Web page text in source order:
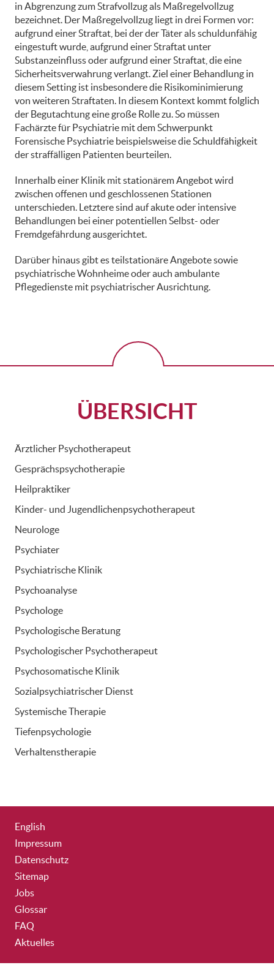
in Abgrenzung zum Strafvollzug als Maßregelvollzug
bezeichnet. Der Maßregelvollzug liegt in drei Formen vor:
aufgrund einer Straftat, bei der der Täter als schuldunfähig
eingestuft wurde, aufgrund einer Straftat unter
Substanzeinfluss oder aufgrund einer Straftat, die eine
Sicherheitsverwahrung verlangt. Ziel einer Behandlung in
diesem Setting ist insbesondere die Risikominimierung
von weiteren Straftaten. In diesem Kontext kommt folglich
der Begutachtung eine große Rolle zu. So müssen
Fachärzte für Psychiatrie mit dem Schwerpunkt
Forensische Psychiatrie beispielsweise die Schuldfähigkeit
der straffälligen Patienten beurteilen.
Innerhalb einer Klinik mit stationärem Angebot wird
zwischen offenen und geschlossenen Stationen
unterschieden. Letztere sind auf akute oder intensive
Behandlungen bei einer potentiellen Selbst- oder
Fremdgefährdung ausgerichtet.
Darüber hinaus gibt es teilstationäre Angebote sowie
psychiatrische Wohnheime oder auch ambulante
Pflegedienste mit psychiatrischer Ausrichtung.
ÜBERSICHT
Ärztlicher Psychotherapeut
Gesprächspsychotherapie
Heilpraktiker
Kinder- und Jugendlichenpsychotherapeut
Neurologe
Psychiater
Psychiatrische Klinik
Psychoanalyse
Psychologe
Psychologische Beratung
Psychologischer Psychotherapeut
Psychosomatische Klinik
Sozialpsychiatrischer Dienst
Systemische Therapie
Tiefenpsychologie
Verhaltenstherapie
English
Impressum
Datenschutz
Sitemap
Jobs
Glossar
FAQ
Aktuelles